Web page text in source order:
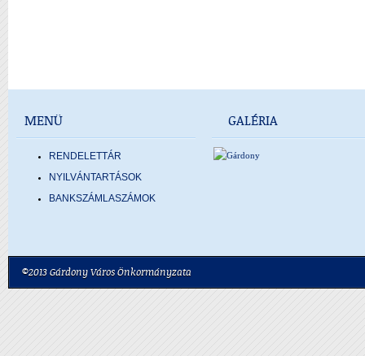
MENÜ
RENDELETTÁR
NYILVÁNTARTÁSOK
BANKSZÁMLASZÁMOK
GALÉRIA
©2013 Gárdony Város Önkormányzata